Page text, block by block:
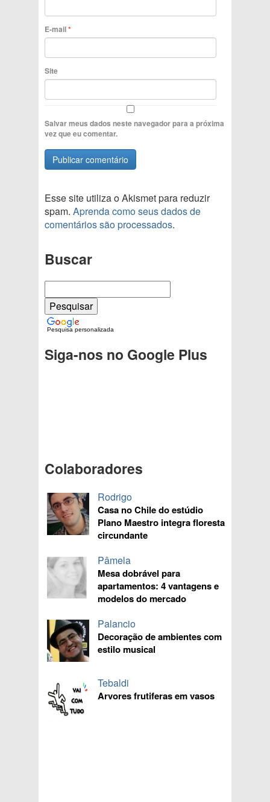
E-mail*
Site
Salvar meus dados neste navegador para a próxima
vez que eu comentar.
Esse site utiliza o Akismet para reduzir
spam. Aprenda como seus dados de
comentários são processados.
Buscar
Pesquisa personalizada
Siga-nos no Google Plus
Colaboradores
Rodrigo
Casa no Chile do estúdio
Plano Maestro integra floresta
circundante
Pâmela
Mesa dobrável para
apartamentos: 4 vantagens e
modelos do mercado
Palancio
Decoração de ambientes com
estilo musical
Tebaldi
Arvores frutiferas em vasos